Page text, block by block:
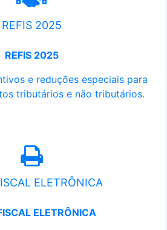
REFIS 2025
REFIS 2025
e reduções especiais para
tributários e não tributários.
ELETRÔNICA
ELETRÔNICA